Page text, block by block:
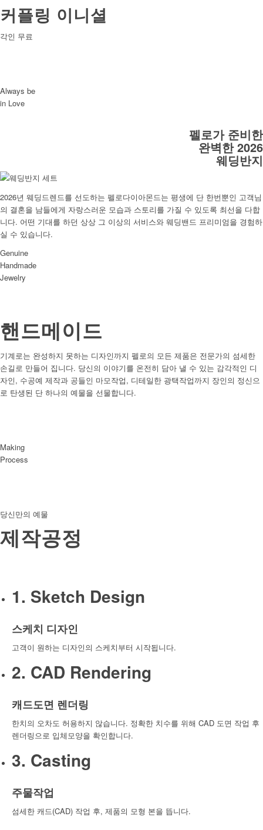
커플링 이니셜
각인 무료
Always be
in Love
펠로가 준비한
완벽한 2026
웨딩반지
2026년 웨딩드렌드를 선도하는 펠로다이아몬드는 평생에 단 한번뿐인 고객님
의 결혼을 남들에게 자랑스러운 모습과 스토리를 가질 수 있도록 최선을 다합
니다. 어떤 기대를 하던 상상 그 이상의 서비스와 웨딩밴드 프리미엄을 경험하
실 수 있습니다.
Genuine
Handmade
Jewelry
핸드메이드
기계로는 완성하지 못하는 디자인까지 펠로의 모든 제품은 전문가의 섬세한
손길로 만들어 집니다. 당신의 이야기를 온전히 담아 낼 수 있는 감각적인 디
자인, 수공예 제작과 공들인 마모작업, 디테일한 광택작업까지 장인의 정신으
로 탄생된 단 하나의 예물을 선물합니다.
Making
Process
당신만의 예물
제작공정
1. Sketch Design
스케치 디자인
고객이 원하는 디자인의 스케치부터 시작됩니다.
2. CAD Rendering
캐드도면 렌더링
한치의 오차도 허용하지 않습니다. 정확한 치수를 위해 CAD 도면 작업 후
렌더링으로 입체모양을 확인합니다.
3. Casting
주물작업
섬세한 캐드(CAD) 작업 후, 제품의 모형 본을 뜹니다.